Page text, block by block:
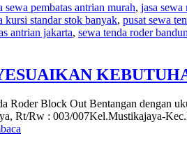
sewa pembatas antrian murah, jasa sewa
kursi standar stok banyak, pusat sewa
antrian jakarta, sewa tenda roder
Block Out Bentangan dengan
Rt/Rw : 003/007Kel.Mustikajaya-